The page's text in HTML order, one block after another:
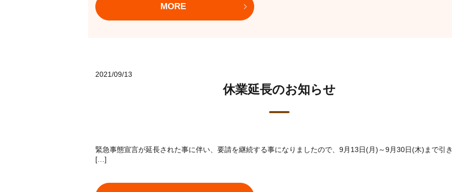
MORE
2021/09/13
休業延長のお知らせ
緊急事態宣言が延長された事に伴い、要請を継続する事になりましたので、9月13日(月)～9月30日(木)まで引き
[…]